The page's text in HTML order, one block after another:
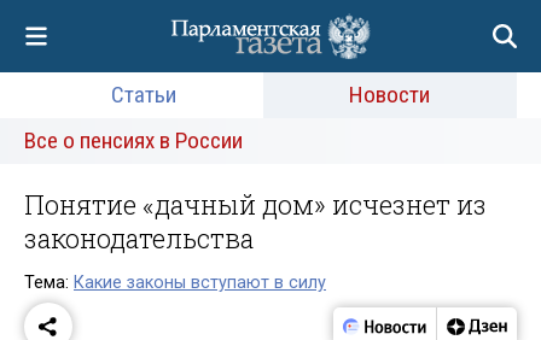
Статьи
Новости
Все о пенсиях в России
Понятие «дачный дом» исчезнет из
законодательства
Тема: Какие законы вступают в силу